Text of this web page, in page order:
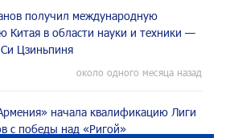
получил международную
Китая в области науки и техники —
Цзиньпиня
около одного месяца назад
начала квалификацию Лиги
с победы над «Ригой»